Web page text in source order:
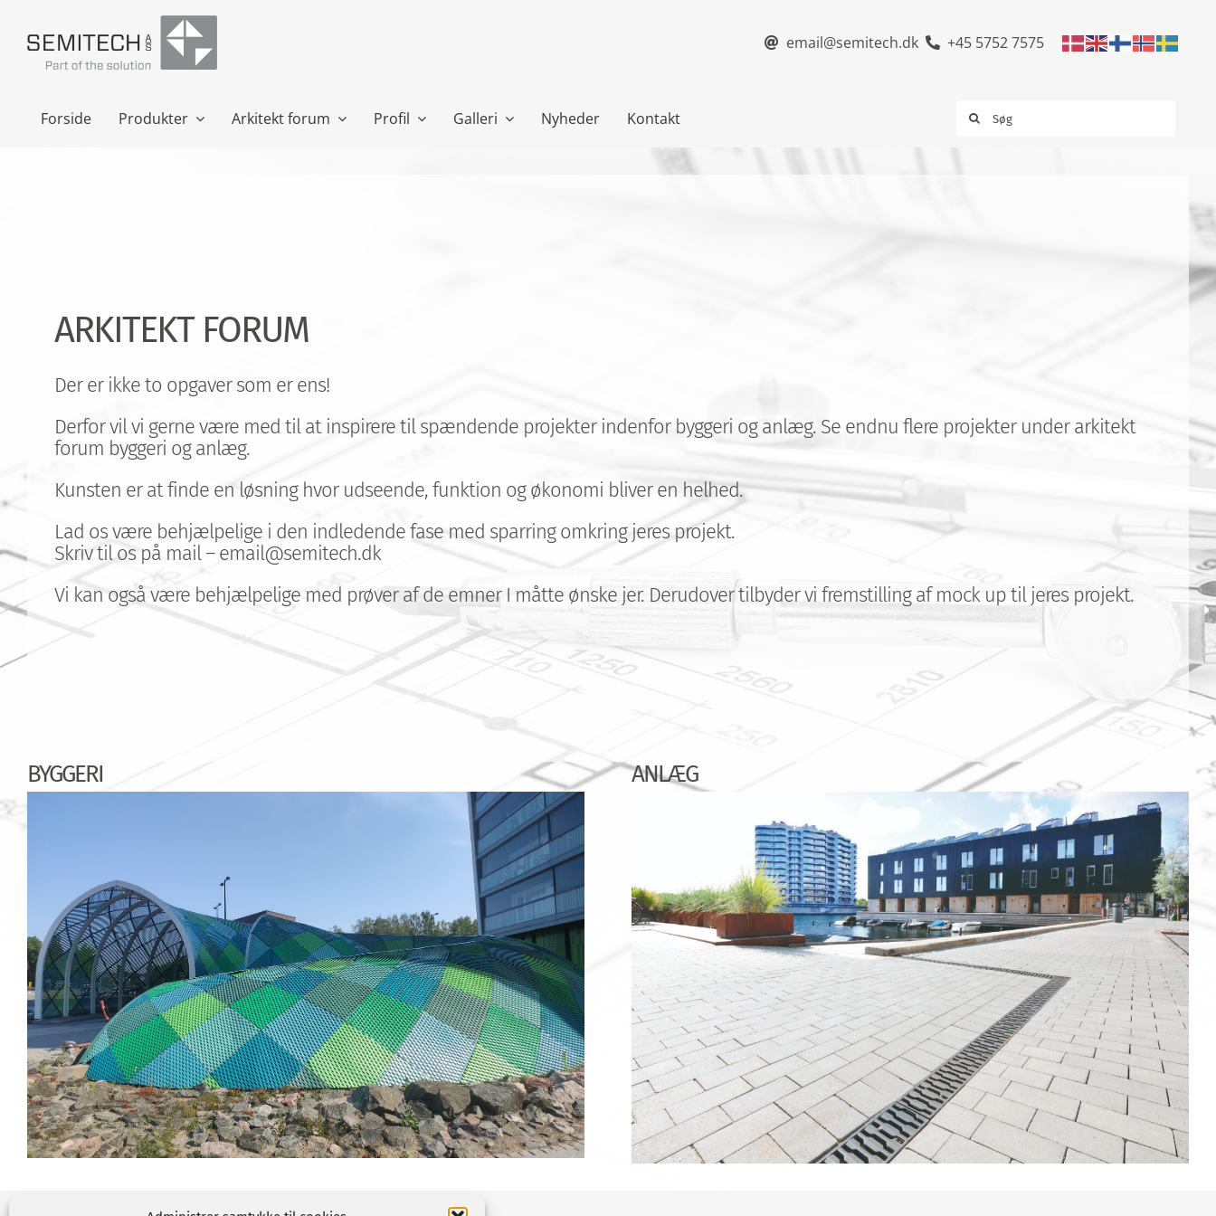
content
email@semitech.dk +45 5752 7575
Forside Produkter Arkitekt forum Profil Galleri Nyheder Kontakt
efter:
ARKITEKT FORUM
Der er ikke to opgaver som er ens!
Derfor vil vi gerne være med til at inspirere til spændende projekter indenfor byggeri og anlæg. Se endnu flere projekter under arkitekt
forum byggeri og anlæg.
Kunsten er at finde en løsning hvor udseende, funktion og økonomi bliver en helhed.
Lad os være behjælpelige i den indledende fase med sparring omkring jeres projekt.
Skriv til os på mail – email@semitech.dk
Vi kan også være behjælpelige med prøver af de emner I måtte ønske jer. Derudover tilbyder vi fremstilling af mock up til jeres projekt.
BYGGERI ANLÆG